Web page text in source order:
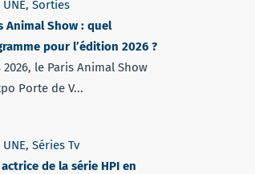
UNE, Sorties
Animal Show : quel
pour l’édition 2026 ?
2026, le Paris Animal Show
Porte de V...
UNE, Séries Tv
de la série HPI en